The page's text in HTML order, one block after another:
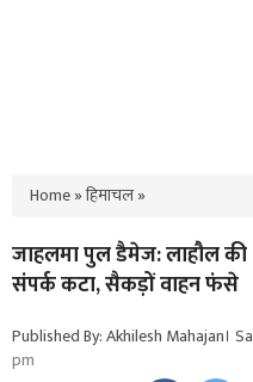
Home»हिमाचल»
जाहलमा पुल डैमेज: लाहौल की
संपर्क कटा, सैकड़ों वाहन फंसे
Published By: Akhilesh Mahajan।
pm